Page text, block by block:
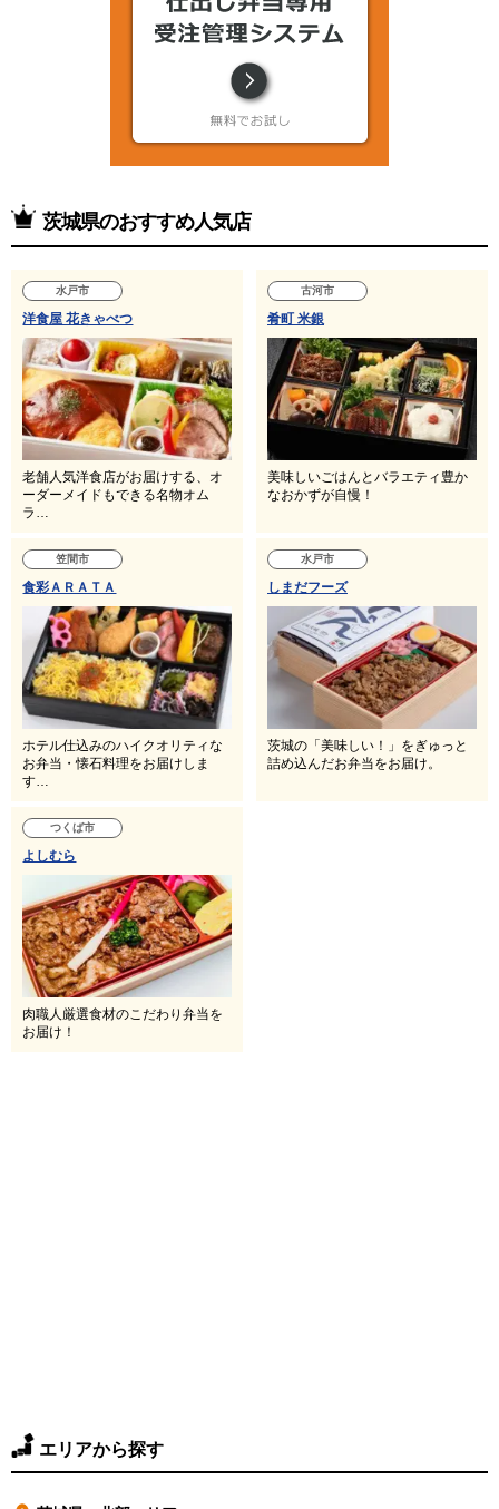
茨城県のおすすめ人気店
水戸市
洋食屋 花きゃべつ
老舗人気洋食店がお届けする、オ
ーダーメイドもできる名物オム
ラ…
古河市
肴町 米銀
美味しいごはんとバラエティ豊か
なおかずが自慢！
笠間市
食彩ＡＲＡＴＡ
ホテル仕込みのハイクオリティな
お弁当・懐石料理をお届けしま
す…
水戸市
しまだフーズ
茨城の「美味しい！」をぎゅっと
詰め込んだお弁当をお届け。
つくば市
よしむら
肉職人厳選食材のこだわり弁当を
お届け！
エリアから探す